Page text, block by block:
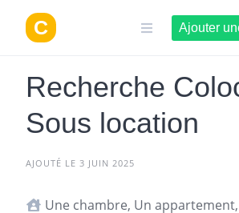
contenu
Ajouter
Recherche
Sous location
AJOUTÉ LE 3 JUIN 2025
Une chambre, Un